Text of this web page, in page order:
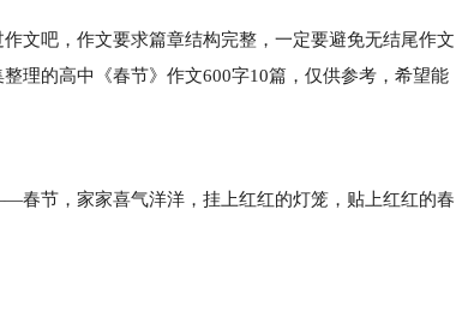
文吧，作文要求篇章结构完整，一定要避免无结尾作文
理的高中《春节》作文600字10篇，仅供参考，希望能
春节，家家喜气洋洋，挂上红红的灯笼，贴上红红的春